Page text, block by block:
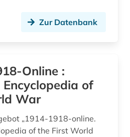
Zur Datenbank
Online :
of
War
„1914-1918-online.
of the First World